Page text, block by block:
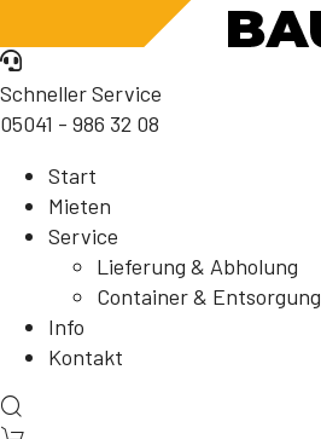
Schneller Service
05041 - 986 32 08
Start
Mieten
Service
Lieferung & Abholung
Container & Entsorgung
Info
Kontakt